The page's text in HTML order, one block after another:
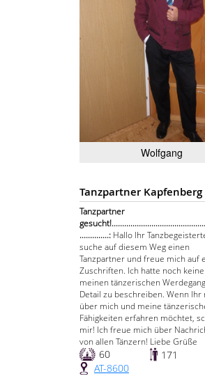
Wolfgang
Tanzpartner Kapfenberg
Tanzpartner
..............: Hallo Ihr
suche auf diesem Weg einen
Tanzpartner und freue mich auf
Zuschriften. Ich hatte noch
meinen tänzerischen
Detail zu beschreiben. Wenn Ihr
über mich und meine
Fähigkeiten erfahren möchtet,
mir! Ich freue mich über
von allen Tänzern! Liebe Grüße
60
171
AT-8600